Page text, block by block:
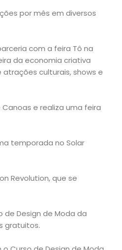
por mês em diversos
com a feira Tô na
da economia criativa
culturais, shows e
Canoas e realiza uma feira
temporada no Solar
Revolution, que se
de Design de Moda da
gratuitos.